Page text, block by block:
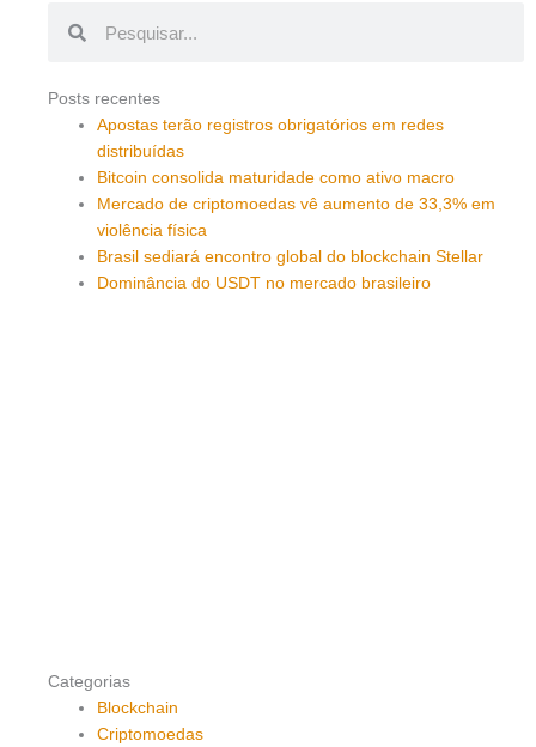
Posts recentes
Apostas terão registros obrigatórios em redes
distribuídas
Bitcoin consolida maturidade como ativo macro
Mercado de criptomoedas vê aumento de 33,3% em
violência física
Brasil sediará encontro global do blockchain Stellar
Dominância do USDT no mercado brasileiro
Categorias
Blockchain
Criptomoedas